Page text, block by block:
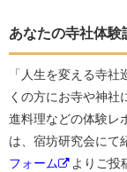
あなたの寺社体験
「人生を変える寺
くの方にお寺や神社
進料理などの体験レ
は、宿坊研究会にて
フォーム
よりご投